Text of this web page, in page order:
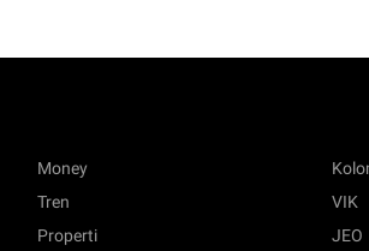
Money
Tren
Properti
VIK
JEO